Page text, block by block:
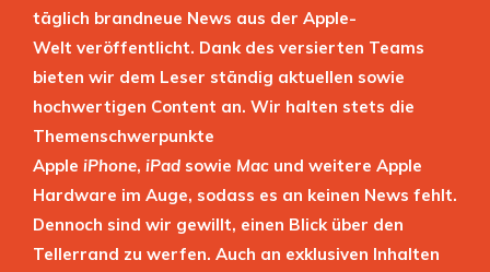
täglich brandneue News aus der Apple-
Welt veröffentlicht. Dank des versierten Teams
bieten wir dem Leser ständig aktuellen sowie
hochwertigen Content an. Wir halten stets die
Themenschwerpunkte
Apple iPhone, iPad sowie Mac und weitere Apple
Hardware im Auge, sodass es an keinen News fehlt.
Dennoch sind wir gewillt, einen Blick über den
Tellerrand zu werfen. Auch an exklusiven Inhalten